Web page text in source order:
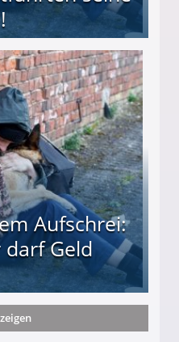
Aufschrei:
Geld